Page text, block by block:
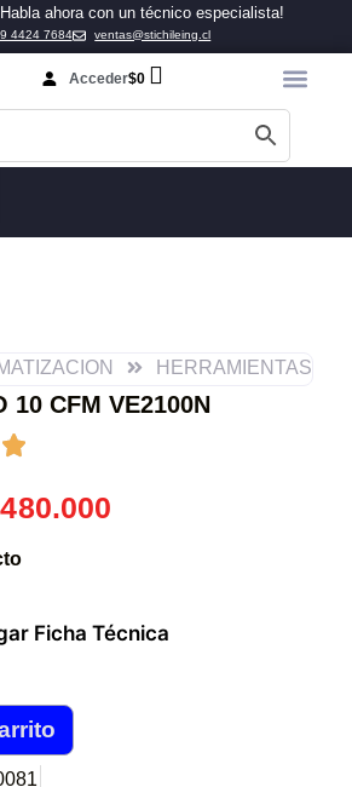
ahora con un técnico especialista!
4424 7684 ventas@stichileing.cl
Acceder$0
HERRAMIENTAS
10 CFM VE2100N
480.000
Ficha Técnica